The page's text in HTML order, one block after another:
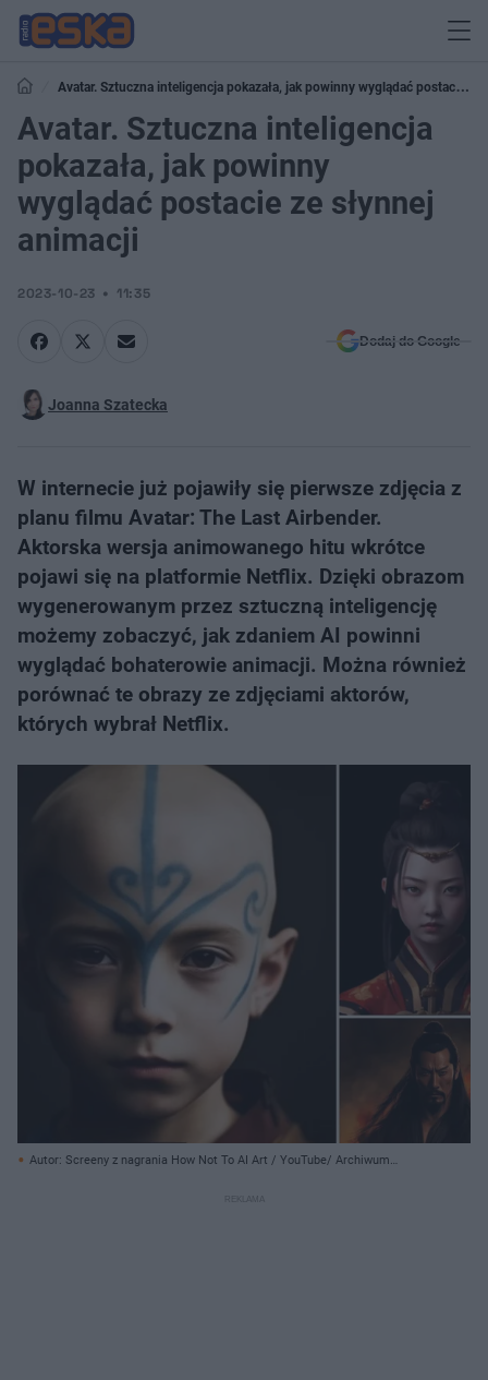
Avatar. Sztuczna inteligencja pokazała, jak powinny wyglądać postacie ze
słynnej animacji
Avatar. Sztuczna inteligencja
pokazała, jak powinny
wyglądać postacie ze słynnej
animacji
2023-10-23 11:35
Dodaj do Google
Joanna Szatecka
W internecie już pojawiły się pierwsze zdjęcia z
planu filmu Avatar: The Last Airbender.
Aktorska wersja animowanego hitu wkrótce
pojawi się na platformie Netflix. Dzięki obrazom
wygenerowanym przez sztuczną inteligencję
możemy zobaczyć, jak zdaniem AI powinni
wyglądać bohaterowie animacji. Można również
porównać te obrazy ze zdjęciami aktorów,
których wybrał Netflix.
Autor: Screeny z nagrania How Not To AI Art / YouTube/ Archiwum